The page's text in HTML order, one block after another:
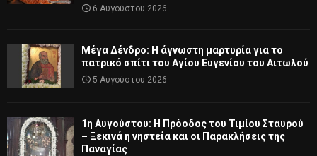
6 Αυγούστου 2026
Μέγα Δένδρο: Η άγνωστη μαρτυρία για το
πατρικό σπίτι του Αγίου Ευγενίου του Αιτωλού
5 Αυγούστου 2026
1η Αυγούστου: Η Πρόοδος του Τιμίου Σταυρού
– Ξεκινά η νηστεία και οι Παρακλήσεις της
Παναγίας